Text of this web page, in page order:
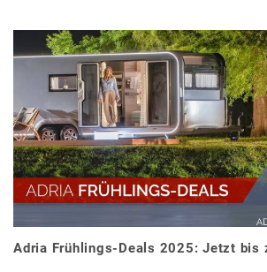
Adria Frühlings-Deals 2025: Jetzt bis